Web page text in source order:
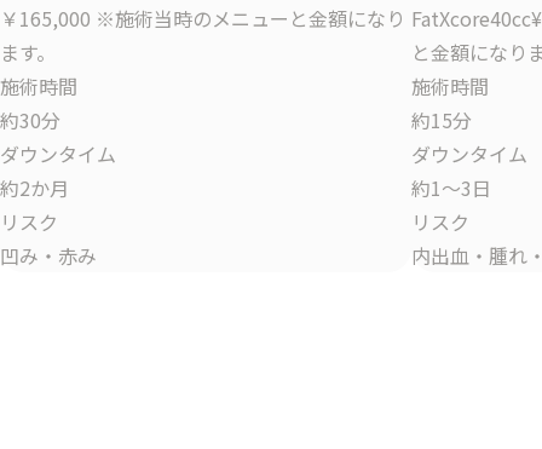
￥165,000 ※施術当時のメニューと金額になり
ます。
施術時間
約30分
ダウンタイム
約2か月
リスク
凹み・赤み
と金額になり
施術時間
約15分
ダウンタイム
約1～3日
リスク
内出血・腫れ